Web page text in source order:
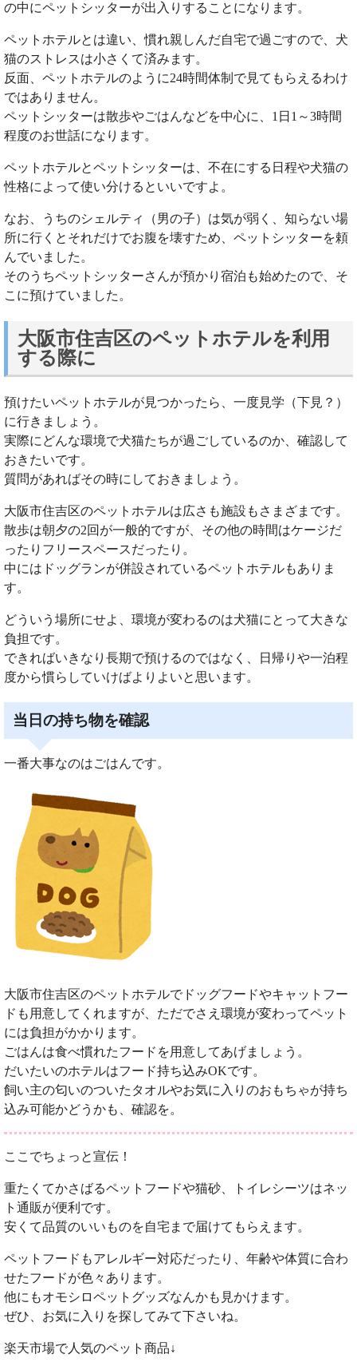
の中にペットシッターが出入りすることになります。
ペットホテルとは違い、慣れ親しんだ自宅で過ごすので、犬
猫のストレスは小さくて済みます。
反面、ペットホテルのように24時間体制で見てもらえるわけ
ではありません。
ペットシッターは散歩やごはんなどを中心に、1日1～3時間
程度のお世話になります。
ペットホテルとペットシッターは、不在にする日程や犬猫の
性格によって使い分けるといいですよ。
なお、うちのシェルティ（男の子）は気が弱く、知らない場
所に行くとそれだけでお腹を壊すため、ペットシッターを頼
んでいました。
そのうちペットシッターさんが預かり宿泊も始めたので、そ
こに預けていました。
大阪市住吉区のペットホテルを利用
する際に
預けたいペットホテルが見つかったら、一度見学（下見？）
に行きましょう。
実際にどんな環境で犬猫たちが過ごしているのか、確認して
おきたいです。
質問があればその時にしておきましょう。
大阪市住吉区のペットホテルは広さも施設もさまざまです。
散歩は朝夕の2回が一般的ですが、その他の時間はケージだ
ったりフリースペースだったり。
中にはドッグランが併設されているペットホテルもありま
す。
どういう場所にせよ、環境が変わるのは犬猫にとって大きな
負担です。
できればいきなり長期で預けるのではなく、日帰りや一泊程
度から慣らしていけばよりよいと思います。
当日の持ち物を確認
一番大事なのはごはんです。
大阪市住吉区のペットホテルでドッグフードやキャットフー
ドも用意してくれますが、ただでさえ環境が変わってペット
には負担がかかります。
ごはんは食べ慣れたフードを用意してあげましょう。
だいたいのホテルはフード持ち込みOKです。
飼い主の匂いのついたタオルやお気に入りのおもちゃが持ち
込み可能かどうかも、確認を。
ここでちょっと宣伝！
重たくてかさばるペットフードや猫砂、トイレシーツはネッ
ト通販が便利です。
安くて品質のいいものを自宅まで届けてもらえます。
ペットフードもアレルギー対応だったり、年齢や体質に合わ
せたフードが色々あります。
他にもオモシロペットグッズなんかも見かけます。
ぜひ、お気に入りを探してみて下さいね。
楽天市場で人気のペット商品↓